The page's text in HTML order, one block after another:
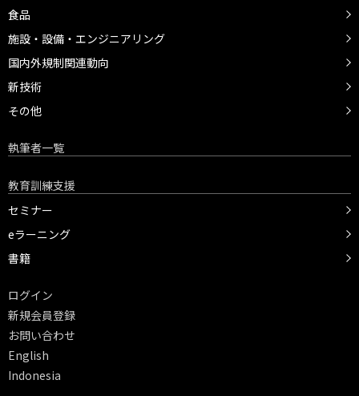
食品
施設・設備・エンジニアリング
国内外規制関連動向
新技術
その他
執筆者一覧
教育訓練支援
セミナー
eラーニング
書籍
ログイン
新規会員登録
お問い合わせ
English
Indonesia